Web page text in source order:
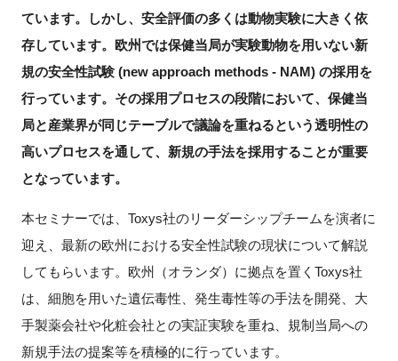
LINK-Jを知る
特別会員
施設・アクセス
FAQ
イベントお知らせメール登録
ています。しかし、安全評価の多くは動物実験に大きく依
存しています。欧州では保健当局が実験動物を用いない新
規の安全性試験(new approach methods - NAM) の採用を
行っています。その採用プロセスの段階において、保健当
局と産業界が同じテーブルで議論を重ねるという透明性の
高いプロセスを通して、新規の手法を採用することが重要
となっています。
本セミナーでは、 Toxys社のリーダーシップチームを演者に
迎え、最新の欧州における安全性試験の現状について解説
してもらいます。欧州（オランダ）に拠点を置く Toxys社
は、細胞を用いた遺伝毒性、発生毒性等の手法を開発、大
手製薬会社や化粧会社との実証実験を重ね、規制当局への
新規手法の提案等を積極的に行っています。